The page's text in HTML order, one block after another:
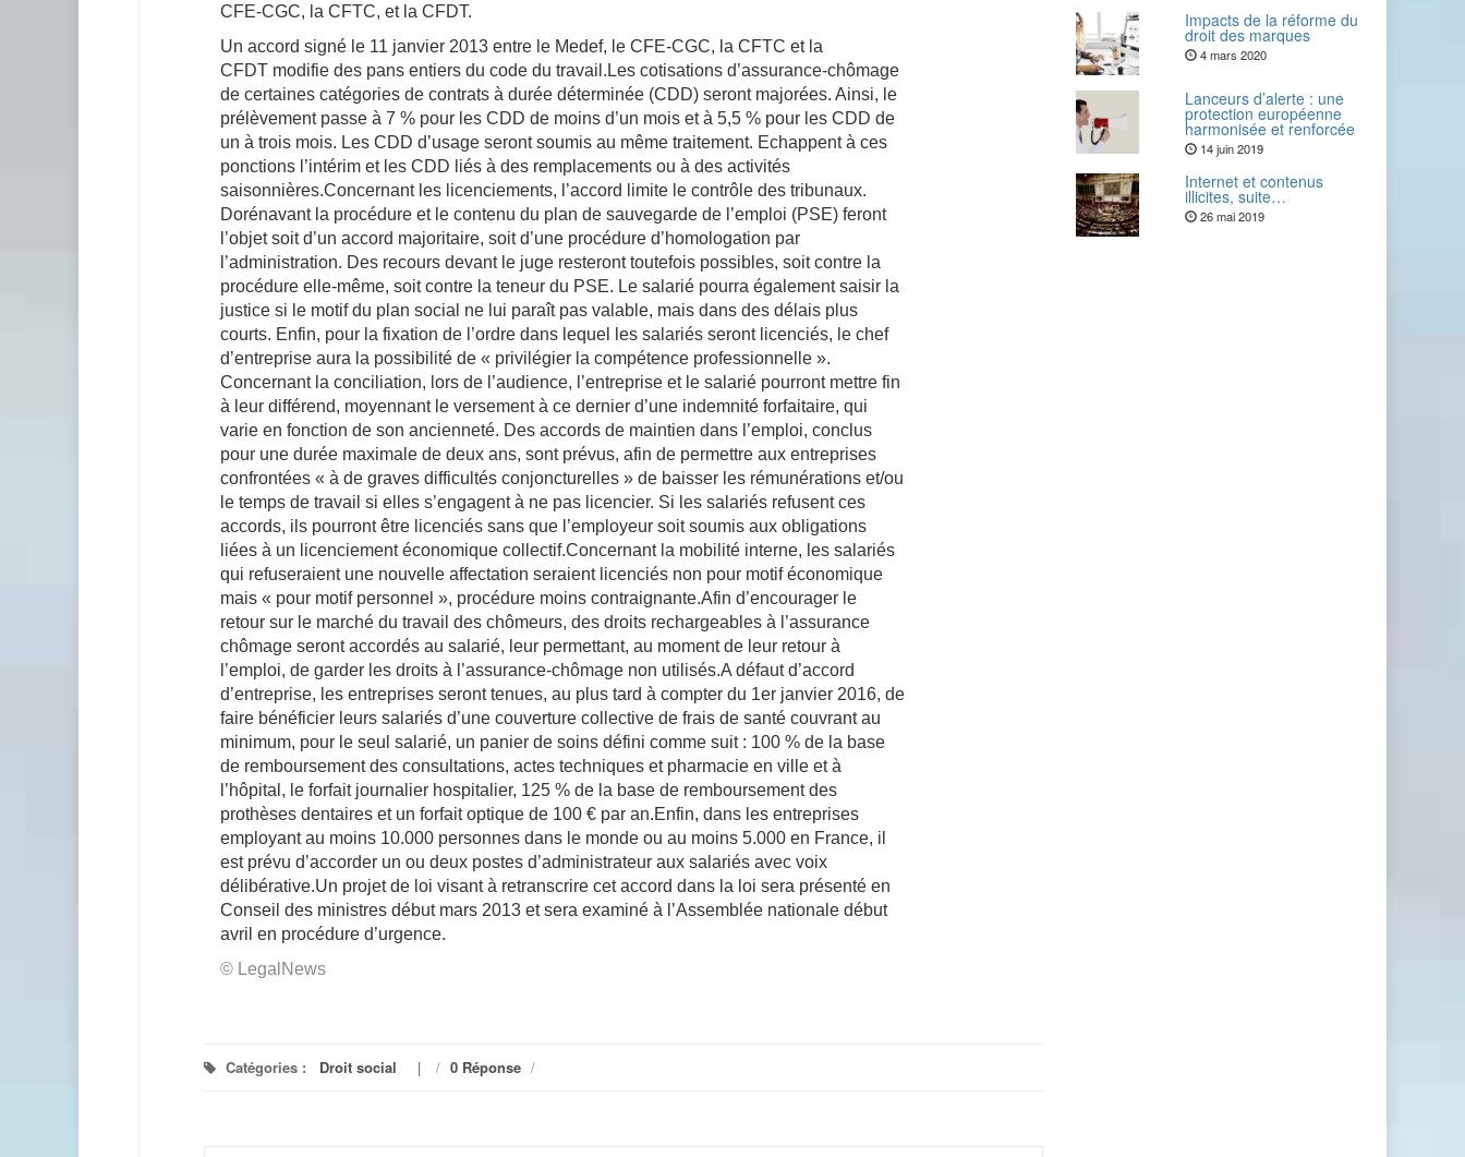
CFE-CGC, la CFTC, et la CFDT.
Un accord signé le 11 janvier 2013 entre le Medef, le CFE-CGC, la CFTC et la
CFDT modifie des pans entiers du code du travail.Les cotisations d’assurance-chômage
de certaines catégories de contrats à durée déterminée (CDD) seront majorées. Ainsi, le
prélèvement passe à 7 % pour les CDD de moins d’un mois et à 5,5 % pour les CDD de
un à trois mois. Les CDD d’usage seront soumis au même traitement. Echappent à ces
ponctions l’intérim et les CDD liés à des remplacements ou à des activités
saisonnières.Concernant les licenciements, l’accord limite le contrôle des tribunaux.
Dorénavant la procédure et le contenu du plan de sauvegarde de l’emploi (PSE) feront
l’objet soit d’un accord majoritaire, soit d’une procédure d’homologation par
l’administration. Des recours devant le juge resteront toutefois possibles, soit contre la
procédure elle-même, soit contre la teneur du PSE. Le salarié pourra également saisir la
justice si le motif du plan social ne lui paraît pas valable, mais dans des délais plus
courts. Enfin, pour la fixation de l’ordre dans lequel les salariés seront licenciés, le chef
d’entreprise aura la possibilité de « privilégier la compétence professionnelle ».
Concernant la conciliation, lors de l’audience, l’entreprise et le salarié pourront mettre fin
à leur différend, moyennant le versement à ce dernier d’une indemnité forfaitaire, qui
varie en fonction de son ancienneté. Des accords de maintien dans l’emploi, conclus
pour une durée maximale de deux ans, sont prévus, afin de permettre aux entreprises
confrontées « à de graves difficultés conjoncturelles » de baisser les rémunérations et/ou
le temps de travail si elles s’engagent à ne pas licencier. Si les salariés refusent ces
accords, ils pourront être licenciés sans que l’employeur soit soumis aux obligations
liées à un licenciement économique collectif.Concernant la mobilité interne, les salariés
qui refuseraient une nouvelle affectation seraient licenciés non pour motif économique
mais « pour motif personnel », procédure moins contraignante.Afin d’encourager le
retour sur le marché du travail des chômeurs, des droits rechargeables à l’assurance
chômage seront accordés au salarié, leur permettant, au moment de leur retour à
l’emploi, de garder les droits à l’assurance-chômage non utilisés.A défaut d’accord
d’entreprise, les entreprises seront tenues, au plus tard à compter du 1er janvier 2016, de
faire bénéficier leurs salariés d’une couverture collective de frais de santé couvrant au
minimum, pour le seul salarié, un panier de soins défini comme suit : 100 % de la base
de remboursement des consultations, actes techniques et pharmacie en ville et à
l’hôpital, le forfait journalier hospitalier, 125 % de la base de remboursement des
prothèses dentaires et un forfait optique de 100 € par an.Enfin, dans les entreprises
employant au moins 10.000 personnes dans le monde ou au moins 5.000 en France, il
est prévu d’accorder un ou deux postes d’administrateur aux salariés avec voix
délibérative.Un projet de loi visant à retranscrire cet accord dans la loi sera présenté en
Conseil des ministres début mars 2013 et sera examiné à l’Assemblée nationale début
avril en procédure d’urgence.
© LegalNews
Catégories : Droit social / 0 Réponse /
Impacts de la réforme du
droit des marques
4 mars 2020
Lanceurs d’alerte : une
protection européenne
harmonisée et renforcée
14 juin 2019
Internet et contenus
illicites, suite…
26 mai 2019